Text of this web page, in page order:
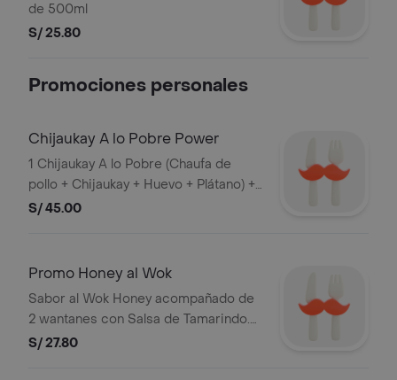
de 500ml
S/ 25.80
Promociones personales
Chijaukay A lo Pobre Power
1 Chijaukay A lo Pobre (Chaufa de
pollo + Chijaukay + Huevo + Plátano) +
2 Wantanes + 1 Salsa a Elección + 1
S/ 45.00
Promo Honey al Wok
Sabor al Wok Honey acompañado de
2 wantanes con Salsa de Tamarindo.
Imágenes referenciales. Razon Social:
S/ 27.80